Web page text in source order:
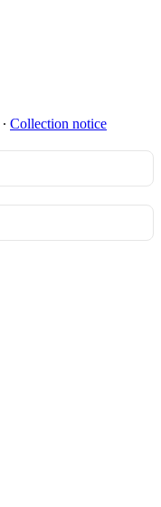
∙ Collection notice